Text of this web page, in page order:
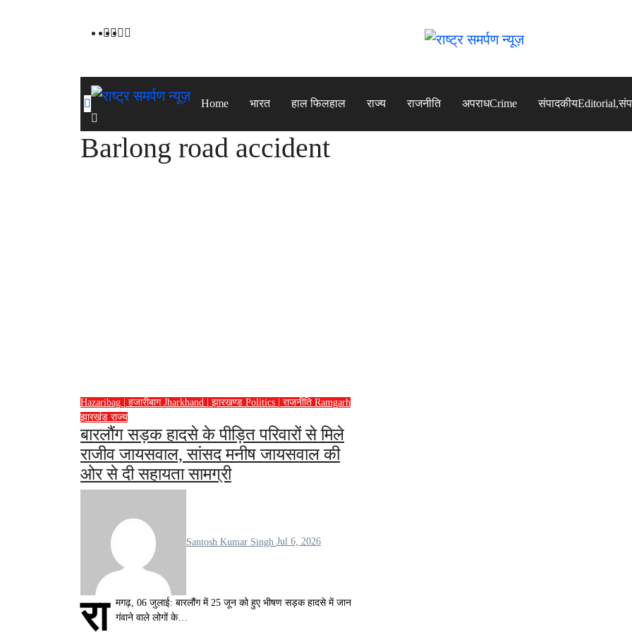
Home भारत हाल फिलहाल राज्य राजनीति अपराधCrime संपादकीय
Barlong road accident
Hazaribag | हजारीबाग Jharkhand | झारखण्ड Politics | राजनीति Ramgarh
झारखंड राज्य
बारलौंग सड़क हादसे के पीड़ित परिवारों से मिले
राजीव जायसवाल, सांसद मनीष जायसवाल की
ओर से दी सहायता सामग्री
Santosh Kumar Singh Jul 6, 2026
रा
मगढ़, 06 जुलाई: बारलौंग में 25 जून को हुए भीषण सड़क हादसे में जान
गंवाने वाले लोगों के…